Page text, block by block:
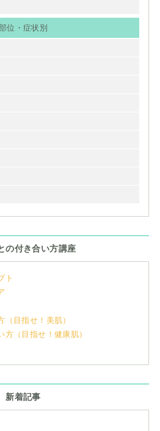
位・症状別
の付き合い方講座
ト
目指せ！美肌）
（目指せ！健康肌）
新着記事